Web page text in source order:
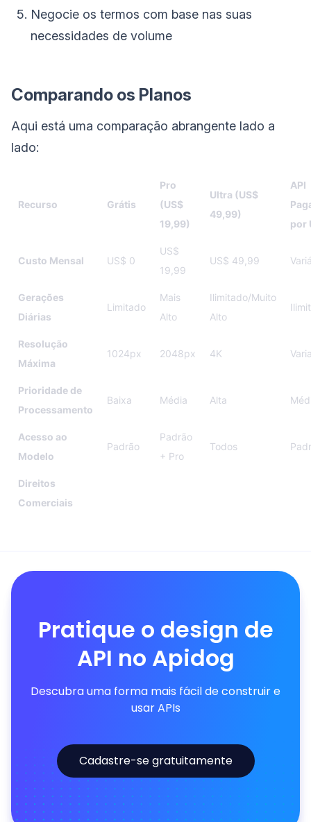
Negocie os termos com base nas suas
necessidades de volume
Comparando os Planos
Aqui está uma comparação abrangente lado a
lado:
Recurso Grátis
Pro
(US$
19,99)
Ultra (US$
49,99)
API
por
Custo Mensal US$ 0
US$
19,99
US$ 49,99
Gerações
Diárias
Limitado
Mais
Alto
Ilimitado/Muito
Alto
Resolução
Máxima
1024px 2048px 4K
Prioridade de
Processamento
Baixa Média Alta
Acesso ao
Modelo
Padrão
Padrão
+ Pro
Todos
Direitos
Comerciais
Pratique o design de
API no Apidog
Descubra uma forma mais fácil de construir e
usar APIs
Cadastre-se gratuitamente